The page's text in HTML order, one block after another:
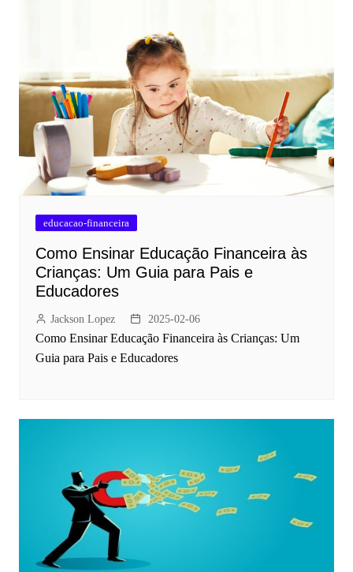
educacao-financeira
Como Ensinar Educação Financeira às
Crianças: Um Guia para Pais e
Educadores
Jackson Lopez 2025-02-06
Como Ensinar Educação Financeira às Crianças: Um
Guia para Pais e Educadores